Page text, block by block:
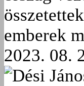
emberek
2023. 08.
Dési